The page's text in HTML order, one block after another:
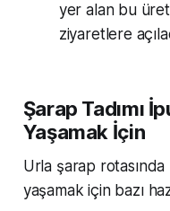
yer alan bu
ziyaretlere
Şarap Tadımı
Yaşamak İçin
Urla şarap
yaşamak için bazı